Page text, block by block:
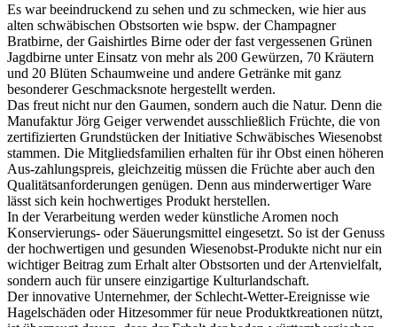
Es war beeindruckend zu sehen und zu schmecken, wie hier aus
alten schwäbischen Obstsorten wie bspw. der Champagner
Bratbirne, der Gaishirtles Birne oder der fast vergessenen Grünen
Jagdbirne unter Einsatz von mehr als 200 Gewürzen, 70 Kräutern
und 20 Blüten Schaumweine und andere Getränke mit ganz
besonderer Geschmacksnote hergestellt werden.
Das freut nicht nur den Gaumen, sondern auch die Natur. Denn die
Manufaktur Jörg Geiger verwendet ausschließlich Früchte, die von
zertifizierten Grundstücken der Initiative Schwäbisches Wiesenobst
stammen. Die Mitgliedsfamilien erhalten für ihr Obst einen höheren
Aus-zahlungspreis, gleichzeitig müssen die Früchte aber auch den
Qualitätsanforderungen genügen. Denn aus minderwertiger Ware
lässt sich kein hochwertiges Produkt herstellen.
In der Verarbeitung werden weder künstliche Aromen noch
Konservierungs- oder Säuerungsmittel eingesetzt. So ist der Genuss
der hochwertigen und gesunden Wiesenobst-Produkte nicht nur ein
wichtiger Beitrag zum Erhalt alter Obstsorten und der Artenvielfalt,
sondern auch für unsere einzigartige Kulturlandschaft.
Der innovative Unternehmer, der Schlecht-Wetter-Ereignisse wie
Hagelschäden oder Hitzesommer für neue Produktkreationen nützt,